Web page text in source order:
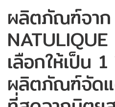
ผลิตภัณฑ์จาก
เลือกให้เป็น
ผลิตภัณฑ์จัด